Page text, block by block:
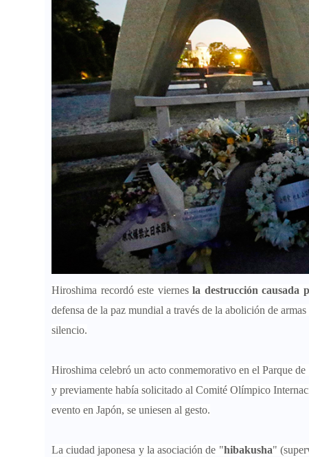
Hiroshima recordó este viernesla destrucción causada
defensa de la paz mundial a través de la abolición de
silencio.
Hiroshima celebró un acto conmemorativo en el Parque de
y previamente había solicitado al Comité Olímpico
evento en Japón, se uniesen al gesto.
La ciudad japonesa y la asociación de "hibakusha"